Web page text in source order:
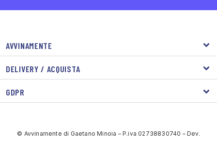
AVVINAMENTE
DELIVERY / ACQUISTA
GDPR
© Avvinamente di Gaetano Minoia – P.iva 02738830740 – Dev.